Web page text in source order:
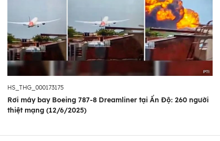
HS_THG_000173175
Rơi máy bay Boeing 787-8 Dreamliner tại Ấn Độ: 260 người
thiệt mạng (12/6/2025)